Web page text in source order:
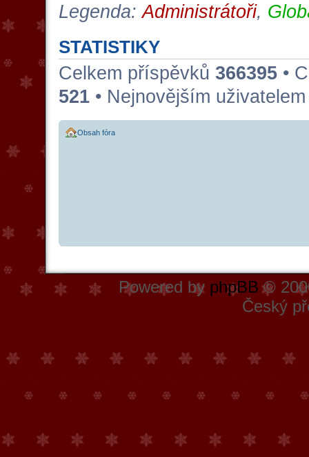
Legenda:Administrátoři,
STATISTIKY
Celkem příspěvků 366395 •
521 • Nejnovějším
Obsah fóra
Powered by phpBB©
Český